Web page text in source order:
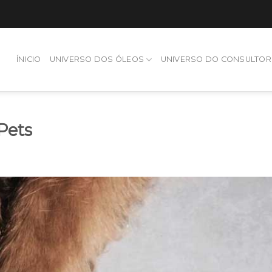
ÍNICIO UNIVERSO DOS ÓLEOS UNIVERSO DO CONSULTOR